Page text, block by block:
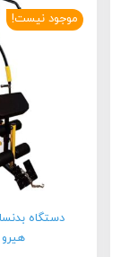
موجود نیست!
دستگاه
هیرو Hero 750